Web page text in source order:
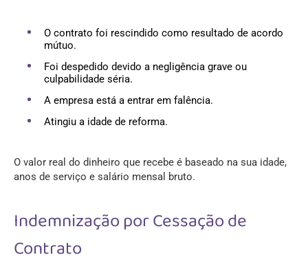
O contrato foi rescindido como resultado de acordo
mútuo.
Foi despedido devido a negligência grave ou
culpabilidade séria.
A empresa está a entrar em falência.
Atingiu a idade de reforma.
O valor real do dinheiro que recebe é baseado na sua idade,
anos de serviço e salário mensal bruto.
Indemnização por Cessação de
Contrato